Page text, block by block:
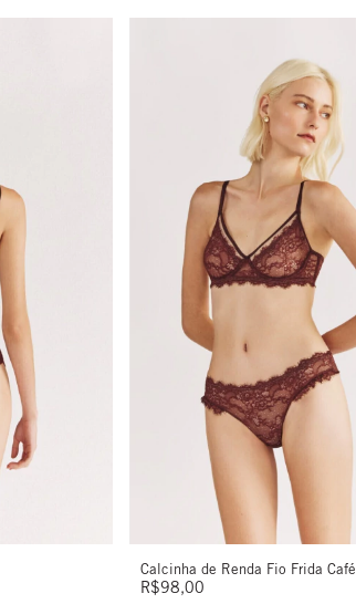
Calcinha de Renda Fio Frida Café
R$98,00